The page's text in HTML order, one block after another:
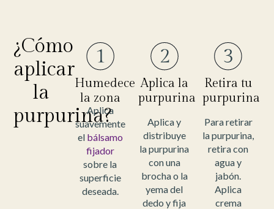
¿Cómo
aplicar
la
purpurina?
Humedece
la zona
Aplica
suavemente
el bálsamo
fijador
sobre la
superficie
deseada.
Aplica la
purpurina
Aplica y
distribuye
la purpurina
con una
brocha o la
yema del
dedo y fija
Retira tu
purpurina
Para retirar
la purpurina,
retira con
agua y
jabón.
Aplica
crema